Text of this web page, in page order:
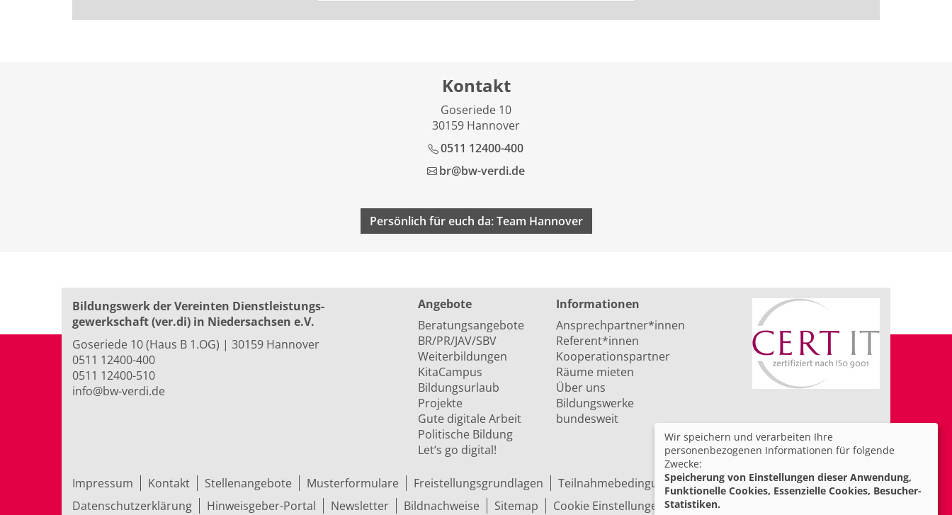
Kontakt
Goseriede 10
30159 Hannover
0511 12400-400
br@bw-verdi.de
Persönlich für euch da: Team Hannover
Bildungswerk der Vereinten Dienst­leis­tungs­
ge­werk­schaft (ver.di) in Niedersachsen e.V.
Goseriede 10 (Haus B 1.OG) | 30159 Hannover
0511 12400-400
0511 12400-510
info@bw-verdi.de
Angebote
Beratungsangebote
BR/PR/JAV/SBV
Weiterbildungen
KitaCampus
Bildungsurlaub
Projekte
Gute digitale Arbeit
Politische Bildung
Let‘s go digital!
Informationen
Ansprechpartner*innen
Referent*innen
Kooperationspartner
Räume mieten
Über uns
Bildungswerke
bundesweit
Impressum Kontakt Stellenangebote Musterformulare Freistellungsgrundlagen Teilnahmebedingungen
Barrierefreiheit
Datenschutzerklärung
Hinweisgeber-Portal Newsletter Bildnachweise Sitemap Cookie Einstellungen
Wir speichern und verarbeiten Ihre
personenbezogenen Informationen für folgende
Zwecke:
Speicherung von Einstellungen dieser Anwendung,
Funktionelle Cookies, Essenzielle Cookies, Besucher-
Statistiken.